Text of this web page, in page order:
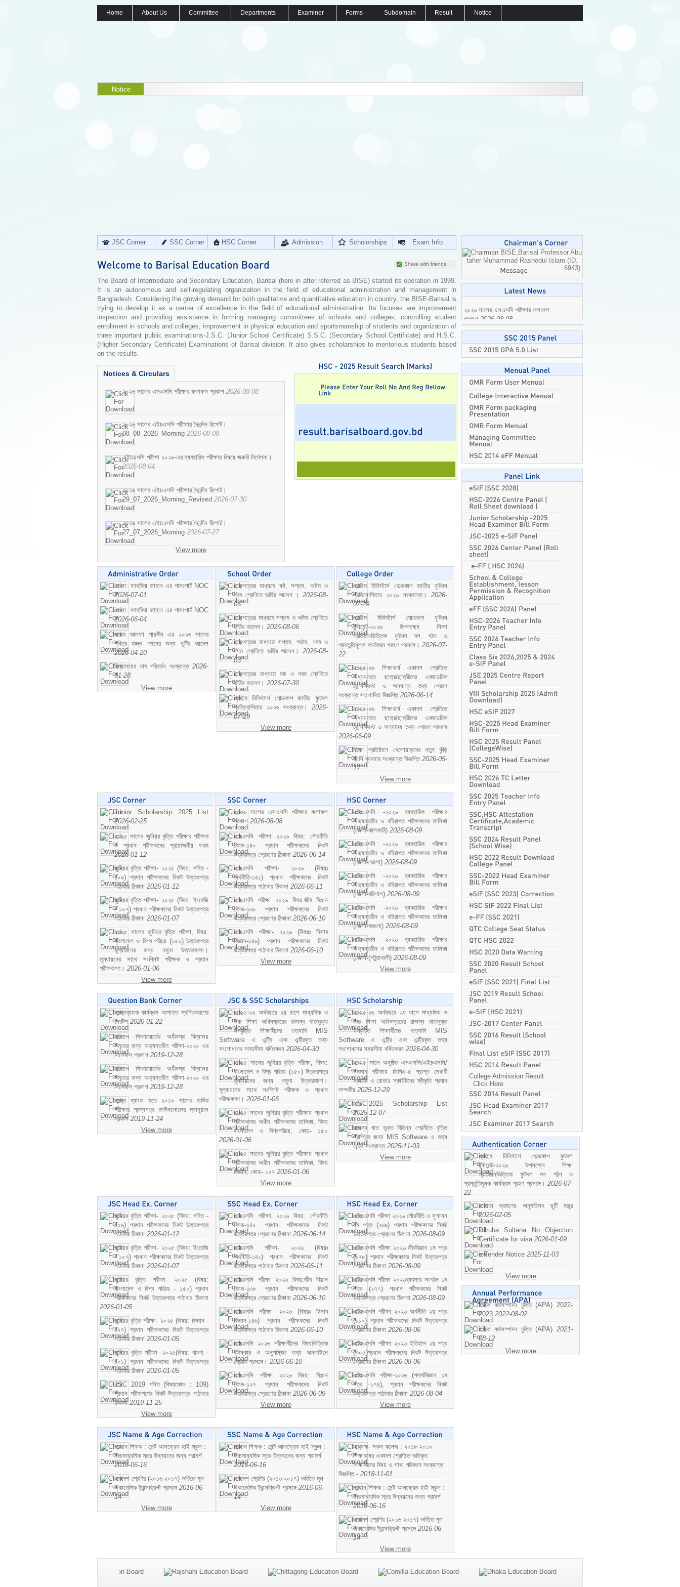
Home About Us Committee Departments Examiner Forms Subdomain Result Notice
Notice
JSC Corner SSC Corner HSC Corner Admission Scholorships Exam Info
Share with friends
The Board of Intermediate and Secondary Education, Barisal (here in after referred as BISE) started its operation in 1999.
It is an autonomous and self-regulating organization in the field of educational administration and management in
Bangladesh. Considering the growing demand for both qualitative and quantitative education in country, the BISE-Barisal is
trying to develop it as a center of excellence in the field of educational administration. Its focuses are improvement
inspection and providing assistance in forming managing committees of schools and colleges, controlling student
enrollment in schools and colleges, improvement in physical education and sportsmanship of students and organization of
three important public examinations-J.S.C. (Junior School Certificate) S.S.C. (Secondary School Certificate) and H.S.C.
(Higher Secondary Certificate) Examinations of Barisal division. It also gives scholarships to meritorious students based
on the results.
Notices & Circulars
২০২৬ সালের এসএসসি পরীক্ষার ফলাফল প্রকাশ 2026-08-08
২০২৬ সালের এইচএসসি পরীক্ষার দৈনন্দিন রিপোর্ট।
08_08_2026_Morning 2026-08-08
এইচএসসি পরীক্ষা ২০২৬-এর ব্যবহারিক পরীক্ষার বিষয়ে জরুরি নির্দেশনা।
2026-08-04
২০২৬ সালের এইচএসসি পরীক্ষার দৈনন্দিন রিপোর্ট।
29_07_2026_Morning_Revised 2026-07-30
২০২৬ সালের এইচএসসি পরীক্ষার দৈনন্দিন রিপোর্ট।
27_07_2026_Morning 2026-07-27
View more
মোসা: ফাহমিদা জাহান এর পাসপোর্ট NOC
2026-07-01
মোসা: ফাহমিদা জাহান এর পাসপোর্ট NOC
2026-06-04
জনাব আলফা পারভীন এর ২০২৬ সালের
পবিত্র হজ্জ্ব গমনের জন্য ছুটির আদেশ
2026-04-20
বিদ্যালয়ের নাম পরিবর্তন সংক্রান্ত 2026-
01-28
View more
ছাড়পত্রের মাধ্যমে ষষ্ঠ, সপ্তম, অষ্টম ও
নবম শ্রেণিতে ভর্তির আদেশ । 2026-08-
06
ছাড়পত্রের মাধ্যমে সপ্তম ও অষ্টম শ্রেণিতে
ভর্তির আদেশ। 2026-08-06
ছাড়পত্রের মাধ্যমে সপ্তম, অষ্টম, নবম ও
দশম শ্রেণিতে ভর্তির আদেশ। 2026-08-
03
ছাড়পত্রের মাধ্যমে ষষ্ঠ ও নবম শ্রেণিতে
ভর্তির আদেশ। 2026-07-30
প্রাইম মিনিস্টার্স গোল্ডকাপ জাতীয় ফুটবল
প্রতিযোগিতায় ২০২৬ সংক্রান্ত। 2026-
07-29
View more
প্রাইম মিনিস্টার্স গোল্ডকাপ জাতীয় ফুটবল
প্রতিযোগিতায় ২০২৬ সংক্রান্ত। 2026-
07-29
প্রাইম মিনিস্টার্স গোল্ডকাপ ফুটবল
টুর্নামেন্ট-২০২৬ উপলক্ষ্যে শিক্ষা
প্রতিষ্ঠানভিত্তিক ফুটবল দল গঠন ও
প্রস্তুতিমূলক কার্যক্রম গ্রহণ প্রসঙ্গে। 2026-07-
22
২০২৫-২৬ শিক্ষাবর্ষে একাদশ শ্রেণিতে
অধ্যয়নরত ছাত্র/ছাত্রীদের একাডেমিক
ট্রান্সক্রিপ্ট ও অন্যান্য তথ্য প্রেরণ
সংক্রান্ত সংশোধিত বিজ্ঞপ্তি 2026-06-14
২০২৫-২৬ শিক্ষাবর্ষে একাদশ শ্রেণিতে
অধ্যয়নরত ছাত্র/ছাত্রীদের একাডেমিক
ট্রান্সক্রিপ্ট ও অন্যান্য তথ্য প্রেরণ প্রসঙ্গে
2026-06-09
শিক্ষা প্রতিষ্ঠানে খেলোয়াড়দের নতুন কুঁড়ি
জার্সি ব্যবহার সংক্রান্ত বিজ্ঞপ্তি 2026-05-
17
View more
Junior Scholarship 2025 List
2026-02-25
২০২৫ সালের জুনিয়র বৃত্তি পরীক্ষার পরীক্ষক
ও প্রধান পরীক্ষকদের প্রয়োজনীয় ফরম
2026-01-12
জুনিয়র বৃত্তি পরীক্ষা- ২০২৫ (বিষয়: গণিত -
১০৯) প্রধান পরীক্ষকদের নিকট উত্তরপত্র
পাঠাবার ঠিকানা 2026-01-12
জুনিয়র বৃত্তি পরীক্ষা- ২০২৫ (বিষয়: ইংরেজি
- ১০৭) প্রধান পরীক্ষকদের নিকট উত্তরপত্র
পাঠাবার ঠিকানা 2026-01-07
২০২৫ সালের জুনিয়র বৃত্তি পরীক্ষা, বিষয়:
বাংলাদেশ ও বিশ্ব পরিচয় (১৫০) উত্তরপত্র
মূল্যায়নের জন্য নমুনা উত্তরমালা।
মূল্যায়নের সাথে সংশ্লিষ্ট পরীক্ষক ও প্রধান
পরীক্ষকগণ। 2026-01-06
View more
২০২৬ সালের এসএসসি পরীক্ষার ফলাফল
প্রকাশ 2026-08-08
এসএসসি পরীক্ষা ২০২৬ বিষয়: পৌরনীতি
কোড-১৪০ প্রধান পরীক্ষকদের নিকট
উত্তরপত্র প্রেরণের ঠিকানা 2026-06-14
এসএসসি পরীক্ষা- ২০২৬ (বিষয়ঃ
অর্থনীতি-১৪১) প্রধান পরীক্ষকদের নিকট
উত্তরপত্র পাঠাবার ঠিকানা 2026-06-11
এসএসসি পরীক্ষা ২০২৬ বিষয়:জীব বিঞ্জান
কোড-১৩৮ প্রধান পরীক্ষকদের নিকট
উত্তরপত্র প্রেরণের ঠিকানা 2026-06-10
এসএসসি পরীক্ষা- ২০২৬ (বিষয়ঃ হিসাব
বিজ্ঞান-১৪৬) প্রধান পরীক্ষকদের নিকট
উত্তরপত্র পাঠাবার ঠিকানা 2026-06-10
View more
এইচএসসি -২০২৬ ব্যবহারিক পরীক্ষার
অভ্যন্তরীন ও বহিরাগত পরীক্ষকদের তালিকা
(জেলা-ঝালকাঠি) 2026-08-09
এইচএসসি -২০২৬ ব্যবহারিক পরীক্ষার
অভ্যন্তরীন ও বহিরাগত পরীক্ষকদের তালিকা
(জেলা-ভোলা) 2026-08-09
এইচএসসি -২০২৬ ব্যবহারিক পরীক্ষার
অভ্যন্তরীন ও বহিরাগত পরীক্ষকদের তালিকা
(জেলা-বরিশাল) 2026-08-09
এইচএসসি -২০২৬ ব্যবহারিক পরীক্ষার
অভ্যন্তরীন ও বহিরাগত পরীক্ষকদের তালিকা
(জেলা-বরগুনা) 2026-08-09
এইচএসসি -২০২৬ ব্যবহারিক পরীক্ষার
অভ্যন্তরীন ও বহিরাগত পরীক্ষকদের তালিকা
(জেলা-(পটুয়াখালী) 2026-08-09
View more
প্রশ্নব্যাংক কার্যক্রম আপাতত স্থগিতকরণের
নোটিশ 2020-01-22
বরিশাল শিক্ষাবোর্ডের অধীনস্থ বিদ্যালয়
সমূহের জন্য অভ্যন্তরীণ পরীক্ষা-২০২০ এর
সিলেবাস প্রকাশ 2019-12-28
বরিশাল শিক্ষাবোর্ডের অধীনস্থ বিদ্যালয়
সমূহের জন্য অভ্যন্তরীণ পরীক্ষা-২০২০ এর
সিলেবাস প্রকাশ 2019-12-28
প্রশ্ন ব্যাংক হতে ২০১৯ সালের বার্ষিক
পরীক্ষার প্রশ্নপত্র ডাউনলোডের ম্যানুয়াল
প্রকাশ 2019-11-24
View more
২০২৫-২৬ অর্থবছরে ২য় ধাপে মাধ্যমিক ও
উচ্চ শিক্ষা অধিদপ্তরের রাজস্ব খাতভুক্ত
উপবৃত্তি শিক্ষার্থীদের তত্যাদি MIS
Software এ এন্ট্রি এবং এন্ট্রিকৃত তথ্য
সংশোধনের সময়সীমা বর্ধিতকরন 2026-04-30
২০২৫ সালের জুনিয়র বৃত্তি পরীক্ষা, বিষয়:
বাংলাদেশ ও বিশ্ব পরিচয় (১৫০) উত্তরপত্র
মূল্যায়নের জন্য নমুনা উত্তরমালা।
মূল্যায়নের সাথে সংশ্লিষ্ট পরীক্ষক ও প্রধান
পরীক্ষকগণ। 2026-01-06
২০২৫ সালের জুনিয়র বৃত্তি পরীক্ষায় প্রধান
পরীক্ষকদের অধীন পরীক্ষকদের তালিকা, বিষয়
বাংলাদেশ ও বিশ্বপরিচয়; কোড- ১৫০
2026-01-06
২০২৫ সালের জুনিয়র বৃত্তি পরীক্ষায় প্রধান
পরীক্ষকদের অধীন পরীক্ষকদের তালিকা, বিষয়
বিজ্ঞান; কোড- ১২৭ 2026-01-06
View more
২০২৫-২৬ অর্থবছরে ২য় ধাপে মাধ্যমিক ও
উচ্চ শিক্ষা অধিদপ্তরের রাজস্ব খাতভুক্ত
উপবৃত্তি শিক্ষার্থীদের তত্যাদি MIS
Software এ এন্ট্রি এবং এন্ট্রিকৃত তথ্য
সংশোধনের সময়সীমা বর্ধিতকরন 2026-04-30
২০২৫ সালে অনুষ্ঠিত এসএসসি/এইচএসসি/
সমমান পরীক্ষায় জিপিএ-৫ প্রাপ্ত মেধাবী
স্কাউট ও রোভার স্কাউটদের স্বীকৃতি প্রদান
সম্পর্কীয় 2025-12-29
HSC-2025 Scholarship List
2025-12-07
রাজস্ব খাত ভুক্ত বিভিন্ন শ্রেনীতে বৃত্তি
প্রাপ্তির জন্য MIS Software এ তথ্য
এন্ট্রি সংক্রান্ত 2025-11-03
View more
জুনিয়র বৃত্তি পরীক্ষা- ২০২৫ (বিষয়: গণিত -
১০৯) প্রধান পরীক্ষকদের নিকট উত্তরপত্র
পাঠাবার ঠিকানা 2026-01-12
জুনিয়র বৃত্তি পরীক্ষা- ২০২৫ (বিষয়: ইংরেজি
- ১০৭) প্রধান পরীক্ষকদের নিকট উত্তরপত্র
পাঠাবার ঠিকানা 2026-01-07
জুনিয়র বৃত্তি পরীক্ষা- ২০২৫ (বিষয়:
বাংলাদেশ ও বিশ্ব পরিচয় - ১৫০) প্রধান
পরীক্ষকদের নিকট উত্তরপত্র পাঠাবার ঠিকানা
2026-01-05
জুনিয়র বৃত্তি পরীক্ষা- ২০২৫ (বিষয়: বিজ্ঞান -
১২৭) প্রধান পরীক্ষকদের নিকট উত্তরপত্র
পাঠাবার ঠিকানা 2026-01-05
জুনিয়র বৃত্তি পরীক্ষা- ২০২৫(বিষয়: বাংলা -
১০১) প্রধান পরীক্ষকদের নিকট উত্তরপত্র
পাঠাবার ঠিকানা 2026-01-05
JSC 2019 গনিত (বিষয়কোড : 109)
প্রধান পরীক্ষগণের নিকট উত্তরপত্র পাঠাবার
ঠিকানা2019-11-25
View more
এসএসসি পরীক্ষা ২০২৬ বিষয়: পৌরনীতি
কোড-১৪০ প্রধান পরীক্ষকদের নিকট
উত্তরপত্র প্রেরণের ঠিকানা 2026-06-14
এসএসসি পরীক্ষা- ২০২৬ (বিষয়ঃ
অর্থনীতি-১৪১) প্রধান পরীক্ষকদের নিকট
উত্তরপত্র পাঠাবার ঠিকানা 2026-06-11
এসএসসি পরীক্ষা ২০২৬ বিষয়:জীব বিঞ্জান
কোড-১৩৮ প্রধান পরীক্ষকদের নিকট
উত্তরপত্র প্রেরণের ঠিকানা 2026-06-10
এসএসসি পরীক্ষা- ২০২৬ (বিষয়ঃ হিসাব
বিজ্ঞান-১৪৬) প্রধান পরীক্ষকদের নিকট
উত্তরপত্র পাঠাবার ঠিকানা 2026-06-10
এসএসসি ২০২৬ পরীক্ষার্থীদের বিষয়ভিত্তিক
বহিষ্কার ও অনুপস্থিত তথ্য অনলাইনে
প্রেরণ প্রসঙ্গে। 2026-06-10
এসএসসি পরীক্ষা ২০২৬ বিষয়: বিঞ্জান
কোড-১২৭ প্রধান পরীক্ষকদের নিকট
উত্তরপত্র প্রেরণের ঠিকানা 2026-06-09
View more
এইচএসসি পরীক্ষা ২০২৬ পৌরনীতি ও সুশাসন
১ম পত্র (২৬৯) প্রধান পরীক্ষকদের নিকট
উত্তরপত্র প্রেরণের ঠিকানা 2026-08-09
এইচএসসি পরীক্ষা ২০২৬ জীববিঞ্জান ১ম পত্র
(১৭৮) প্রধান পরীক্ষকদের নিকট উত্তরপত্র
প্রেরণের ঠিকানা 2026-08-09
এইচএসসি পরীক্ষা ২০২৬ব্যবসায় সংগঠন ১ম
পত্র (২৭৭) প্রধান পরীক্ষকদের নিকট
উত্তরপত্র প্রেরণের ঠিকানা 2026-08-09
এইচএসসি পরীক্ষা ২০২৬ অর্থনীতি ২য় পত্র
(১১০) প্রধান পরীক্ষকদের নিকট উত্তরপত্র
প্রেরণের ঠিকানা 2026-08-06
এইচএসসি পরীক্ষা ২০২৬ ইতিহাস ২য় পত্র
(৩০৫)প্রধান পরীক্ষকদের নিকট উত্তরপত্র
প্রেরণের ঠিকানা 2026-08-06
এইচএসসি পরীক্ষা-২০২৬ (পদার্থবিজ্ঞান ১ম
পত্র -১৭৪), প্রধান পরীক্ষকদের নিকট
উত্তরপত্র পাঠাবার ঠিকানা 2026-08-04
View more
প্রধান শিক্ষক : সেন্ট আলফ্রেড হাই স্কুল :
উচ্চমাধ্যমিক স্তর উন্নয়নের জন্য পরামর্শ
2016-06-16
একাদশ শ্রেণির (২০১৬-২০১৭) ভর্তিতে মূল
একাডেমিক ট্রান্সক্রিপ্ট প্রসঙ্গে 2016-06-
14
View more
প্রধান শিক্ষক : সেন্ট আলফ্রেড হাই স্কুল :
উচ্চমাধ্যমিক স্তর উন্নয়নের জন্য পরামর্শ
2016-06-16
একাদশ শ্রেণির (২০১৬-২০১৭) ভর্তিতে মূল
একাডেমিক ট্রান্সক্রিপ্ট প্রসঙ্গে 2016-06-
14
View more
অধ্যক্ষ- সকল কলেজ : ২০১৮-২০১৯
শিক্ষাবষের একাদশ শ্রেণিতে ভতিকৃত
শিক্ষাথীদের বিষয় ও শাখা পরিবতন সংক্রান্ত
বিজ্ঞপ্তি - 2018-11-01
প্রধান শিক্ষক : সেন্ট আলফ্রেড হাই স্কুল :
উচ্চমাধ্যমিক স্তর উন্নয়নের জন্য পরামর্শ
2016-06-16
একাদশ শ্রেণির (২০১৬-২০১৭) ভর্তিতে মূল
একাডেমিক ট্রান্সক্রিপ্ট প্রসঙ্গে 2016-06-
14
View more
Professor Abu
taher Muhammad Rashedul Islam (ID.
6943)
২০২৬ সালের এসএসসি পরীক্ষার ফলাফল
প্রকাশ2026-08-08
College Admission Result
Click Here
প্রাইম মিনিস্টার্স গোল্ডকাপ ফুটবল
টুর্নামেন্ট-২০২৬ উপলক্ষ্যে শিক্ষা
প্রতিষ্ঠানভিত্তিক ফুটবল দল গঠন ও
প্রস্তুতিমূলক কার্যক্রম গ্রহণ প্রসঙ্গে। 2026-07-
22
কানাডা ভ্রমণের অনুমতিসহ ছুটি মঞ্জুর
2026-02-05
Dilruba Sultana No Objection
Certificate for visa 2026-01-09
e-Tender Notice 2025-11-03
View more
বাষিক কর্মসম্পাদন চুক্তি (APA) 2022-
2023 2022-08-02
বাষিক কর্মসম্পাদন চুক্তি (APA) 2021-
08-12
View more